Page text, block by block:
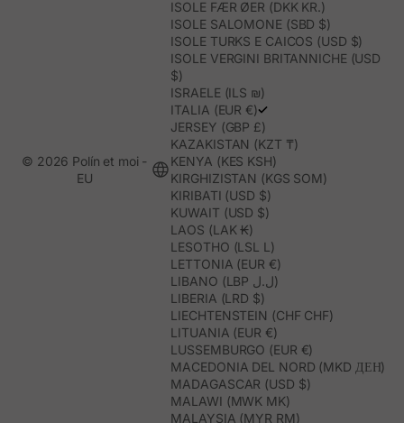
ISOLE FÆR ØER (DKK KR.)
ISOLE SALOMONE (SBD $)
ISOLE TURKS E CAICOS (USD $)
ISOLE VERGINI BRITANNICHE (USD
$)
ISRAELE (ILS ₪)
ITALIA (EUR €)
JERSEY (GBP £)
KAZAKISTAN (KZT ₸)
KENYA (KES KSH)
KIRGHIZISTAN (KGS SOM)
KIRIBATI (USD $)
KUWAIT (USD $)
LAOS (LAK ₭)
LESOTHO (LSL L)
LETTONIA (EUR €)
LIBANO (LBP ل.ل)
LIBERIA (LRD $)
LIECHTENSTEIN (CHF CHF)
LITUANIA (EUR €)
LUSSEMBURGO (EUR €)
MACEDONIA DEL NORD (MKD ДЕН)
MADAGASCAR (USD $)
MALAWI (MWK MK)
MALAYSIA (MYR RM)
© 2026 Polín et moi -
EU